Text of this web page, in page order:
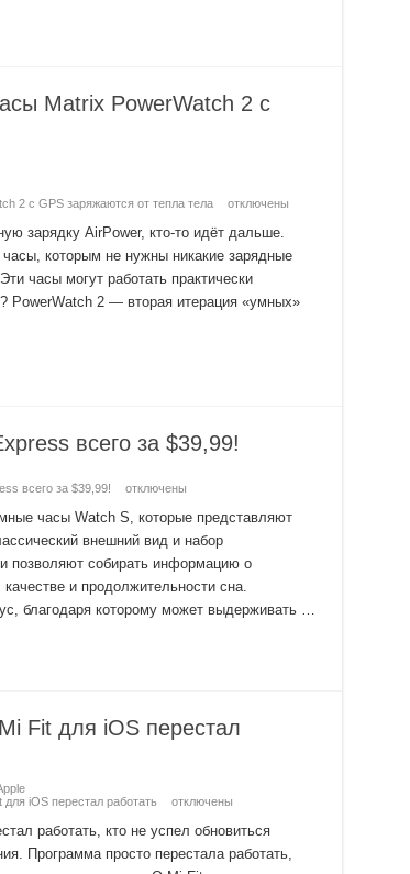
Matrix PowerWatch 2 с
2 с GPS заряжаются от тепла тела
отключены
зарядку AirPower, кто-то идёт дальше.
которым не нужны никакие зарядные
часы могут работать практически
PowerWatch 2 — вторая итерация «умных»
всего за $39,99!
всего за $39,99! отключены
часы Watch S, которые представляют
внешний вид и набор
позволяют собирать информацию о
и продолжительности сна.
благодаря которому может выдерживать …
Fit для iOS перестал
iOS перестал работать отключены
работать, кто не успел обновиться
Программа просто перестала работать,